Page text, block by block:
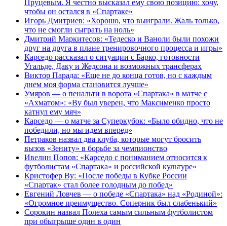
Пруцевым. Я честно высказал ему свою позицию: хочу,
чтобы он остался в «Спартаке»
Игорь Дмитриев: «Хорошо, что выиграли. Жаль только,
что не смогли сыграть на ноль»
Дмитрий Маркитесов: «Тедеско и Ваноли были похожи
друг на друга в плане тренировочного процесса и игры»
Карседо рассказал о ситуации с Барко, готовности
Угальде, Даку и Жедсона и возможных трансферах
Виктор Парада: «Еще не до конца готов, но с каждым
днем моя форма становится лучше»
Умяров — о пенальти в ворота «Спартака» в матче с
«Ахматом»: «Ву был уверен, что Максименко просто
катнул ему мяч»
Карседо — о матче за Суперкубок: «Было обидно, что не
победили, но мы идем вперед»
Петраков назвал два клуба, которые могут бросить
вызов «Зениту» в борьбе за чемпионство
Ивелин Попов: «Карседо с пониманием относится к
футболистам «Спартака» и российской культуре»
Кристофер Ву: «После победы в Кубке России
«Спартак» стал более голодным до побед»
Евгений Ловчев — о победе «Спартака» над «Родиной»:
«Огромное преимущество. Соперник был слабенький»
Сорокин назвал Полеха самым сильным футболистом
при обыгрыше один в один